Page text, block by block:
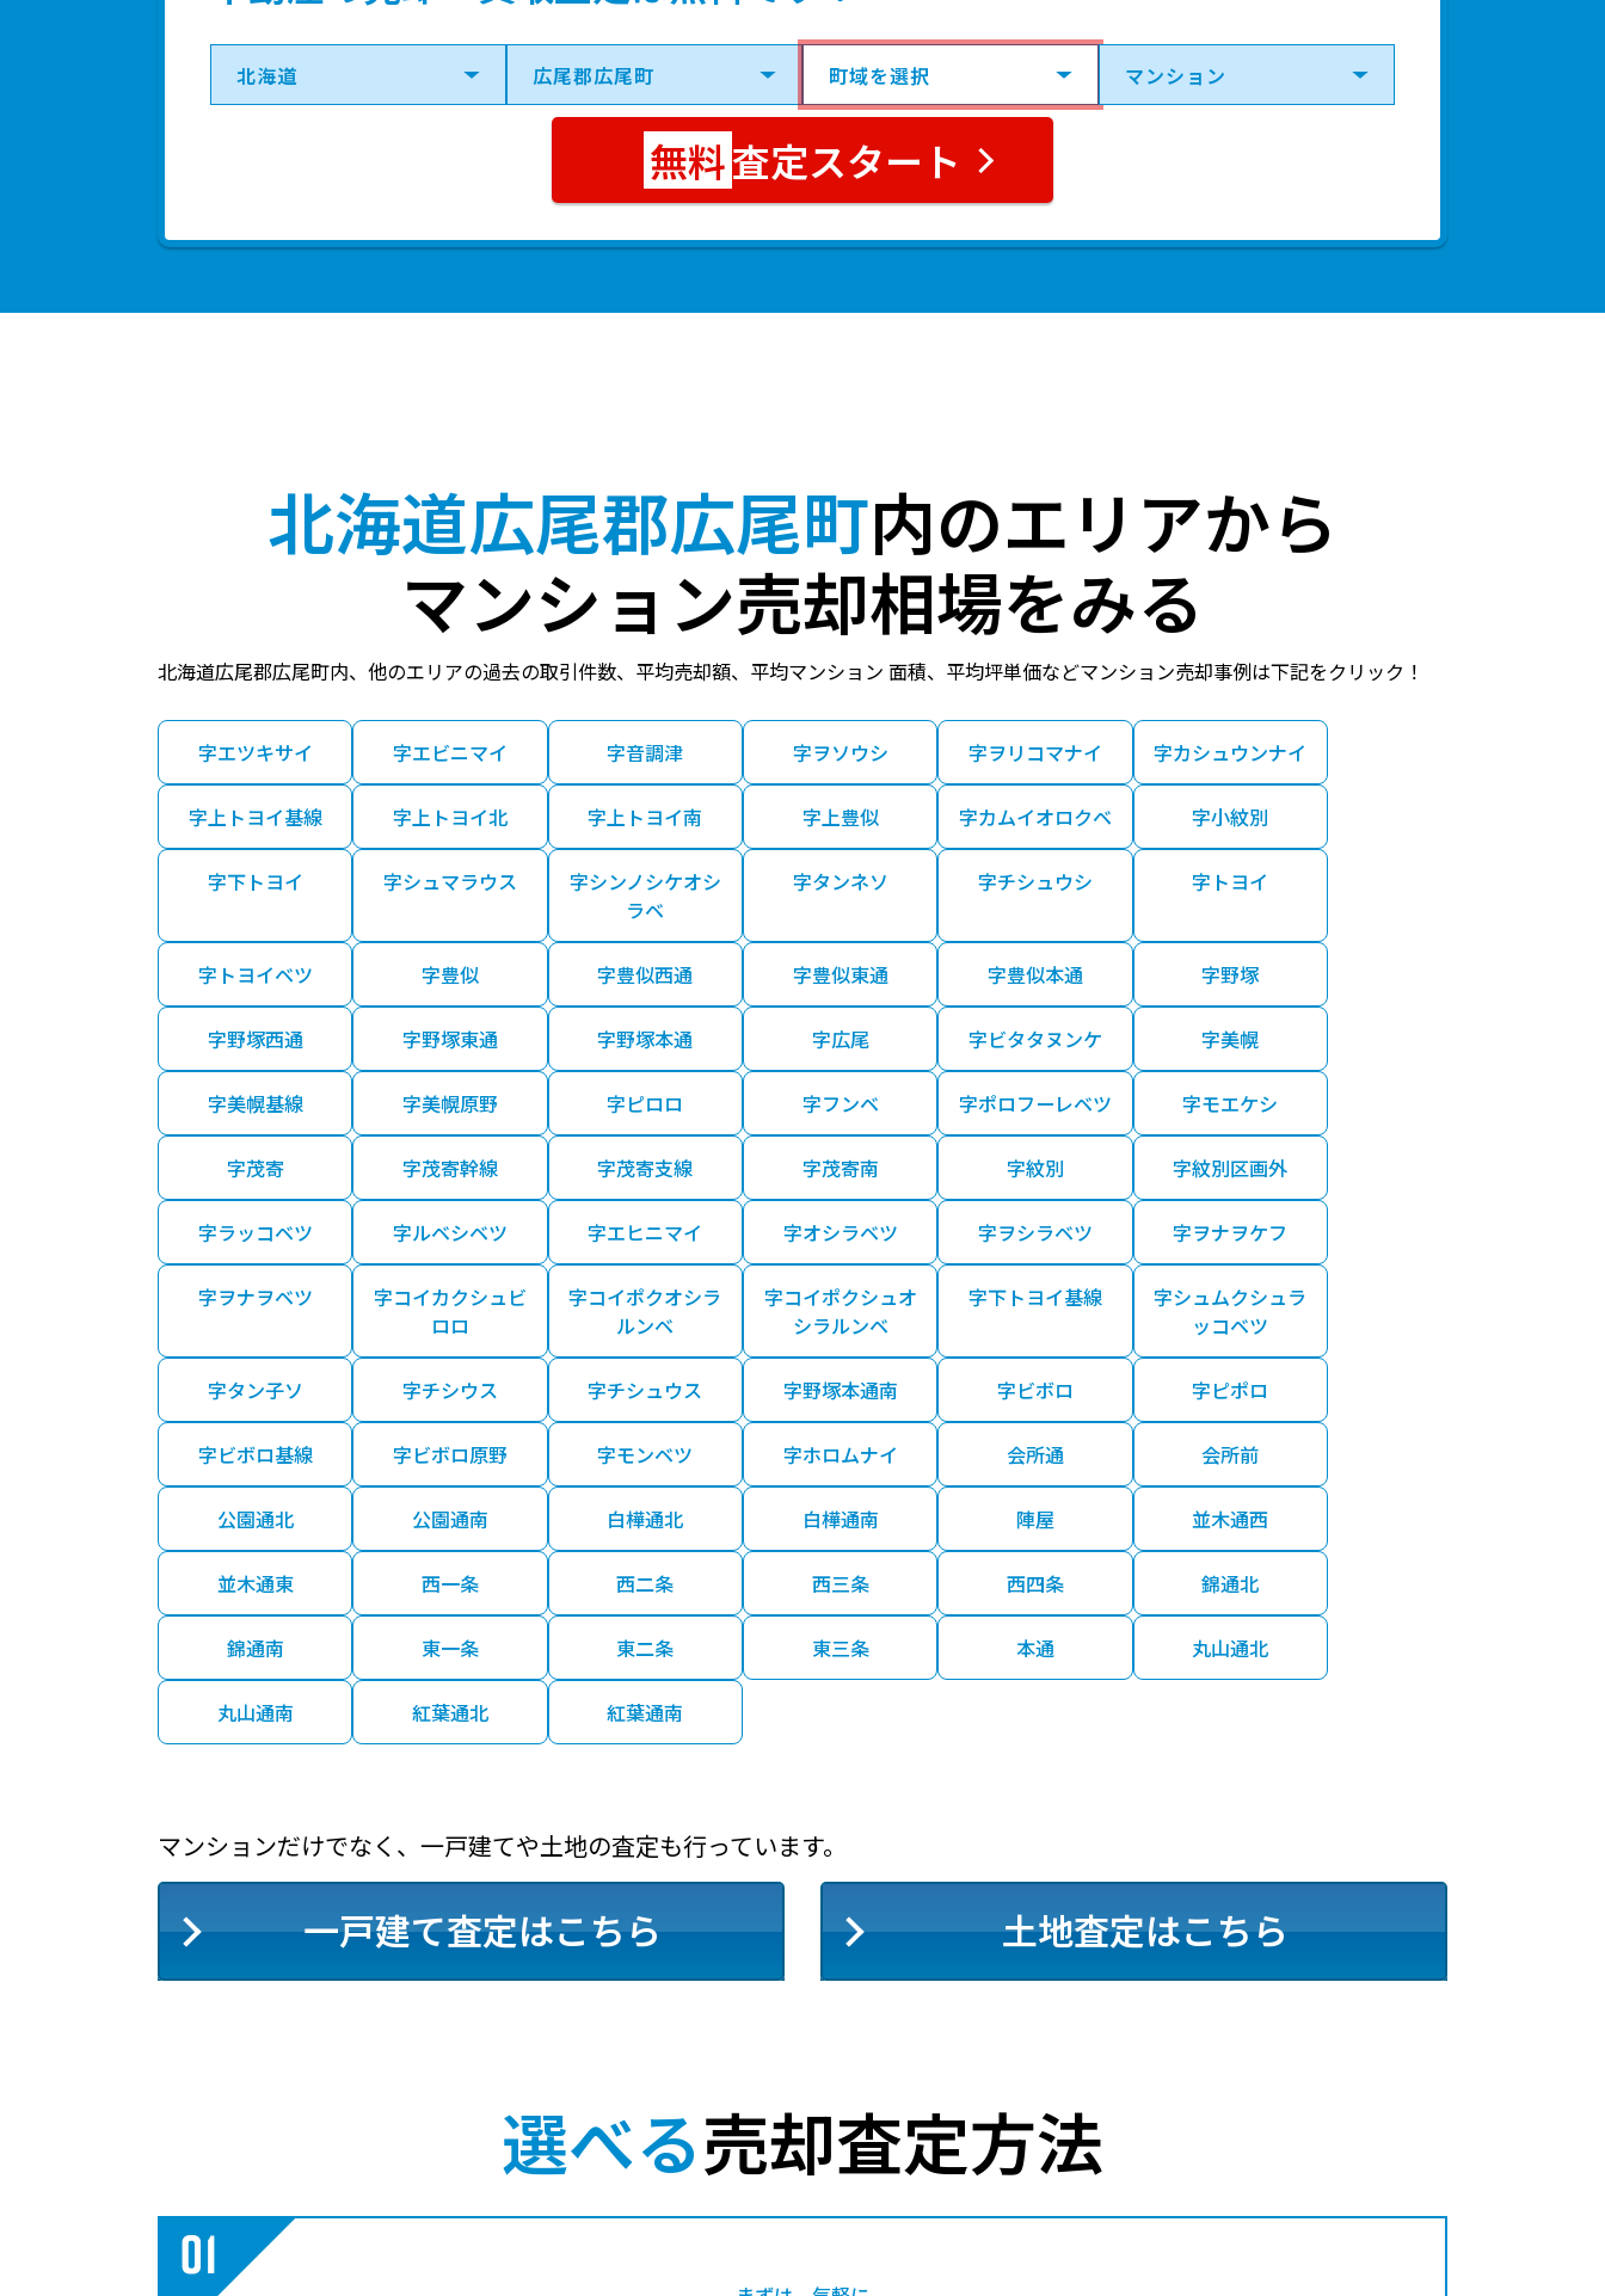
査定スタート
北海道広尾郡広尾町内のエリアから
マンション売却相場をみる
北海道広尾郡広尾町内、他のエリアの過去の取引件数、平均売却額、平均マンション 面積、平均坪単価などマンション売却事例は下記をクリック！
字エツキサイ 字エビニマイ 字音調津 字ヲソウシ 字ヲリコマナイ 字カシュウンナイ
字上トヨイ基線 字上トヨイ北 字上トヨイ南 字上豊似 字カムイオロクベ 字小紋別
字下トヨイ 字シュマラウス
字シンノシケオシ
ラベ
字タンネソ 字チシュウシ 字トヨイ
字トヨイベツ 字豊似 字豊似西通 字豊似東通 字豊似本通 字野塚
字野塚西通 字野塚東通 字野塚本通 字広尾 字ビタタヌンケ 字美幌
字美幌基線 字美幌原野 字ピロロ 字フンベ 字ポロフーレベツ 字モエケシ
字茂寄 字茂寄幹線 字茂寄支線 字茂寄南 字紋別 字紋別区画外
字ラッコベツ 字ルベシベツ 字エヒニマイ 字オシラベツ 字ヲシラベツ 字ヲナヲケフ
字ヲナヲベツ
字コイカクシュビ
ロロ
字コイポクオシラ
ルンベ
字コイポクシュオ
シラルンベ
字下トヨイ基線
字シュムクシュラ
ッコベツ
字タン子ソ 字チシウス 字チシュウス 字野塚本通南 字ビボロ 字ピポロ
字ビボロ基線 字ビボロ原野 字モンベツ 字ホロムナイ 会所通 会所前
公園通北 公園通南 白樺通北 白樺通南 陣屋 並木通西
並木通東 西一条 西二条 西三条 西四条 錦通北
錦通南 東一条 東二条 東三条 本通 丸山通北
丸山通南 紅葉通北 紅葉通南
マンションだけでなく、一戸建てや土地の査定も行っています。
一戸建て査定はこちら 土地査定はこちら
選べる売却査定方法